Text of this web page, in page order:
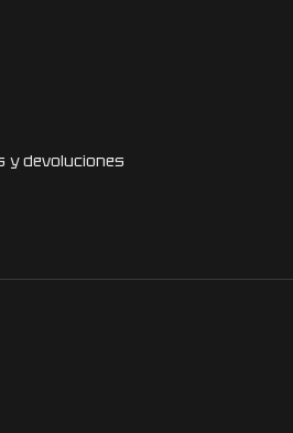
y devoluciones